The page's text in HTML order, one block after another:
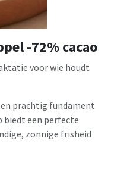
-72% cacao
voor wie houdt
prachtig fundament
biedt een perfecte
zonnige frisheid